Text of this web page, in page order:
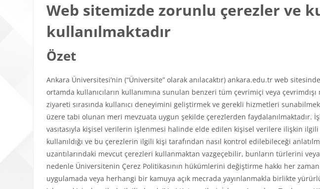
Web sitemizde zorunlu çerezler ve
kullanılmaktadır
Özet
Ankara Üniversitesi’nin (“Üniversite” olarak anılacaktır) ankara.edu.tr web
ortamda kullanıcıların kullanımına sunulan benzeri tüm çevrimiçi veya
ziyareti sırasında kullanıcı deneyimini geliştirmek ve gerekli hizmetleri
üzere tabi olunan meri mevzuata uygun şekilde çerezlerden faydalanılmaktadır.
vasıtasıyla kişisel verilerin işlenmesi halinde elde edilen kişisel verilere ilişkin
kullanıldığı ve bu çerezlerin ilgili kişi tarafından nasıl kontrol edilebileceği
uzantılarındaki mevcut çerezleri kullanmaktan vazgeçebilir, bunların türlerini
nedenle Üniversitenin Çerez Politikasının hükümlerini değiştirme hakkı her
uygulamada veya herhangi bir kamuya açık mecrada yayınlanmakla birlikte